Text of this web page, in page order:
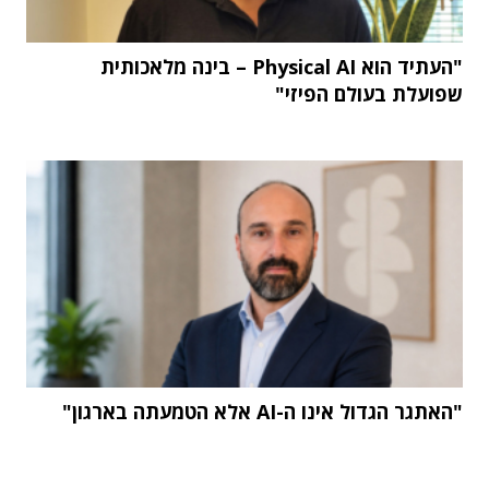
"העתיד הוא Physical AI – בינה מלאכותית
שפועלת בעולם הפיזי"
"האתגר הגדול אינו ה-AI אלא הטמעתה בארגון"